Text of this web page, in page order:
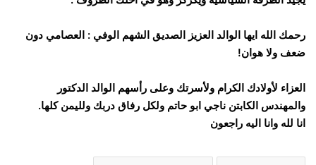
رحمك الله ايها الوالد العزيز الصديق الشهم الوفي : العصامي دون
ضعف ولا هوان!
العزاء لأولادك الكرام ولأسرتك وعلى رأسهم الوالد الدكتور
والمهندس الكابتن ناجي ابو حاتم ولكل رفاق دربك ولليمن كلها.
انا لله وانا اليه راجعون